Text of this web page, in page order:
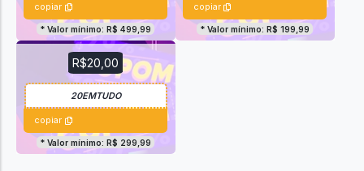
copiar
* Valor mínimo: R$ 499,99
copiar
* Valor mínimo: R$ 199,99
R$20,00
copiar
* Valor mínimo: R$ 299,99